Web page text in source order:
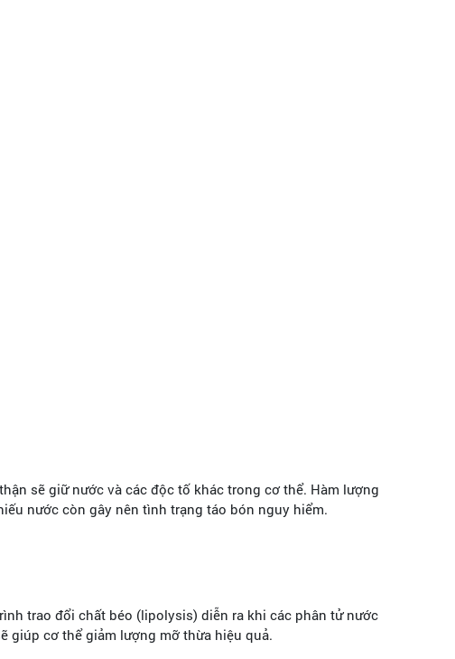
sẽ giữ nước và các độc tố khác trong cơ thể. Hàm lượng
nước còn gây nên tình trạng táo bón nguy hiểm.
trao đổi chất béo (lipolysis) diễn ra khi các phân tử nước
giúp cơ thể giảm lượng mỡ thừa hiệu quả.